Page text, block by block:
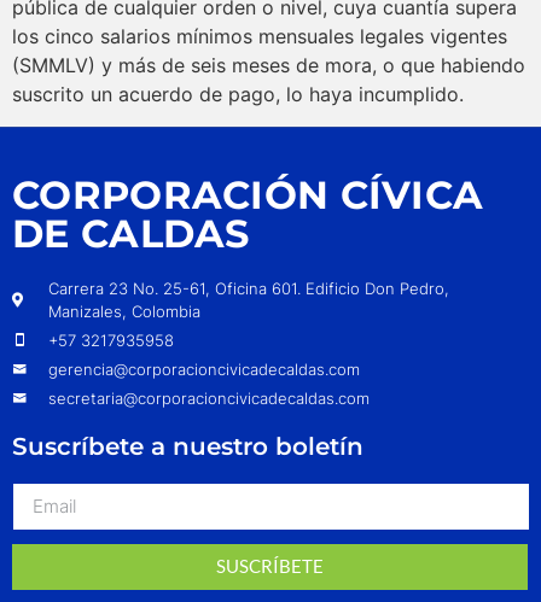
pública de cualquier orden o nivel, cuya cuantía supera
los cinco salarios mínimos mensuales legales vigentes
(SMMLV) y más de seis meses de mora, o que habiendo
suscrito un acuerdo de pago, lo haya incumplido.
CORPORACIÓN CÍVICA
DE CALDAS
Carrera 23 No. 25-61, Oficina 601. Edificio Don Pedro,
Manizales, Colombia
+57 3217935958
gerencia@corporacioncivicadecaldas.com
secretaria@corporacioncivicadecaldas.com
Suscríbete a nuestro boletín
SUSCRÍBETE